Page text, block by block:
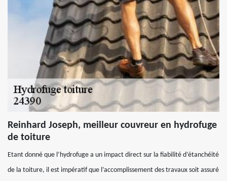
Reinhard Joseph, meilleur couvreur en hydrofuge
de toiture
Etant donné que l’hydrofuge a un impact direct sur la fiabilité d’étanchéité
de la toiture, il est impératif que l’accomplissement des travaux soit assuré